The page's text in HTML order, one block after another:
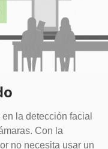
la detección facial
Con la
no necesita usar un